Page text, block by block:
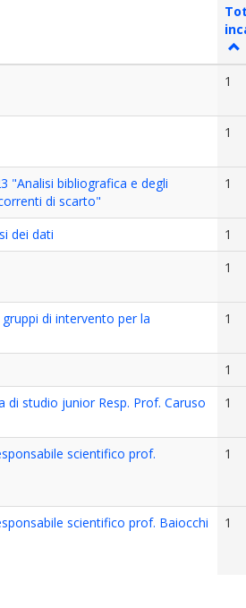
1
1
"Analisi bibliografica e degli
di scarto"
1
dei dati
1
1
di intervento per la
1
1
di studio junior Resp. Prof. Caruso
1
scientifico prof.
1
scientifico prof. Baiocchi
1